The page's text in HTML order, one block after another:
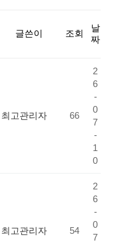
글쓴이 조회
날
짜
최고관리자 66
2
6
-
0
7
-
1
0
최고관리자 54
2
6
-
0
7